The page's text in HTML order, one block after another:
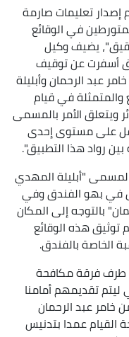
تعليمات صارمة
في الوقائع
يضيف وكيل
أسفرت عن توقيف
الرحمان وأبليلة
في قيام
الأمر بالمسمى
على مستوى إحدى
رواد هذا التطبيق".
"أبليلة المهدي
بهو الفندق وفي
بالتوجه إلى المكان
هذه الوقائع
الخاصة بالفندق.
فرقة مكافحة
تقديمهم أمامنا
خامر عبد الرحمان
عمدا بتدنيس